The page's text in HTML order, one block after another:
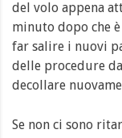
del volo appena
minuto dopo che
far salire i nuovi
delle procedure
decollare
Se non ci sono